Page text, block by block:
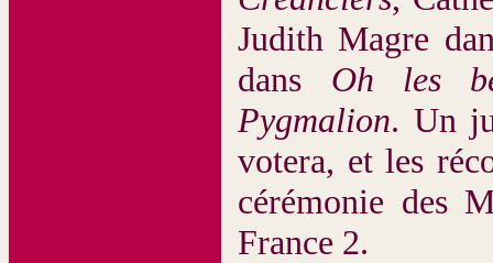
Judith Magre
dans Oh les
Pygmalion. Un
votera, et les
cérémonie des
France 2.